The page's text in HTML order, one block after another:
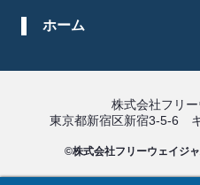
ホーム
株式会社フリ
東京都新宿区新宿3-5-6
©株式会社フリーウェイジ